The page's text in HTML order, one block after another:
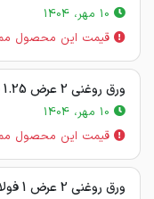
قیمت این محصول
ورق روغنی 2 عرض 1.25 فولاد غرب آسیا
قیمت این محصول
ورق روغنی 2 عرض 1 فولاد غرب آسیا